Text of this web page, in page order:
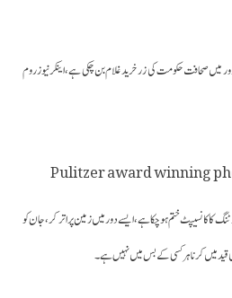
میں صحافت حکومت کی زرخرید غلام بن چکی ہے،اینکر نیوز روم
Pulitzer award winning
کا کانسیپٹ ختم ہوچکا ہے، ایسے دور میں زمین پر اتر کر، جان کو
قید میں کرنا ہر کسی کے بس میں نہیں ہے۔